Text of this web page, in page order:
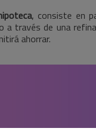
, consiste en
a través de una
ahorrar.